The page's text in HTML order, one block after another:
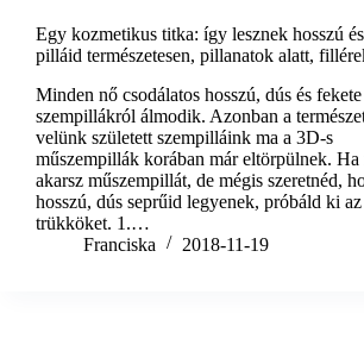
Egy kozmetikus titka: így lesznek hosszú
pilláid természetesen, pillanatok alatt,
Minden nő csodálatos hosszú, dús és fekete
szempillákról álmodik. Azonban a
velünk született szempilláink ma a 3D-s
műszempillák korában már eltörpülnek. Ha
akarsz műszempillát, de mégis szeretnéd,
hosszú, dús seprűid legyenek, próbáld ki
trükköket. 1.…
Franciska
2018-11-19